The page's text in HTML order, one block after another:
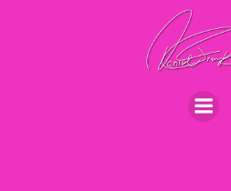
til